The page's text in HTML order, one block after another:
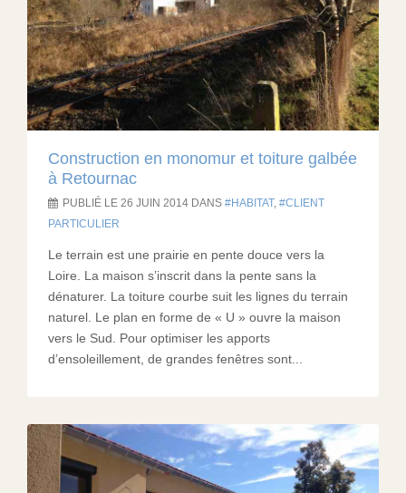
Construction en monomur et toiture galbée
à Retournac
PUBLIÉ LE 26 JUIN 2014 DANS HABITAT,
CLIENT
PARTICULIER
Le terrain est une prairie en pente douce vers la
Loire. La maison s’inscrit dans la pente sans la
dénaturer. La toiture courbe suit les lignes du terrain
naturel. Le plan en forme de « U » ouvre la maison
vers le Sud. Pour optimiser les apports
d’ensoleillement, de grandes fenêtres sont...